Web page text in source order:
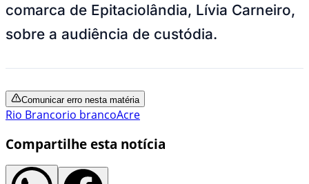
comarca de Epitaciolândia, Lívia Carneiro,
sobre a audiência de custódia.
Comunicar erro nesta matéria
Rio Brancorio brancoAcre
Compartilhe esta notícia